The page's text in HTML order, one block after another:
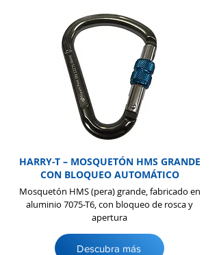
HARRY-T – MOSQUETÓN HMS GRANDE
CON BLOQUEO AUTOMÁTICO
Mosquetón HMS (pera) grande, fabricado en
aluminio 7075-T6, con bloqueo de rosca y
apertura
Descubra más